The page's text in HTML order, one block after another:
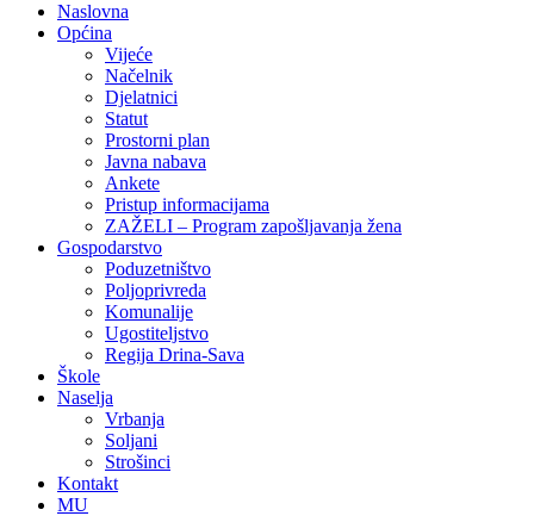
Naslovna
Općina
Vijeće
Načelnik
Djelatnici
Statut
Prostorni plan
Javna nabava
Ankete
Pristup informacijama
ZAŽELI – Program zapošljavanja žena
Gospodarstvo
Poduzetništvo
Poljoprivreda
Komunalije
Ugostiteljstvo
Regija Drina-Sava
Škole
Naselja
Vrbanja
Soljani
Strošinci
Kontakt
MU